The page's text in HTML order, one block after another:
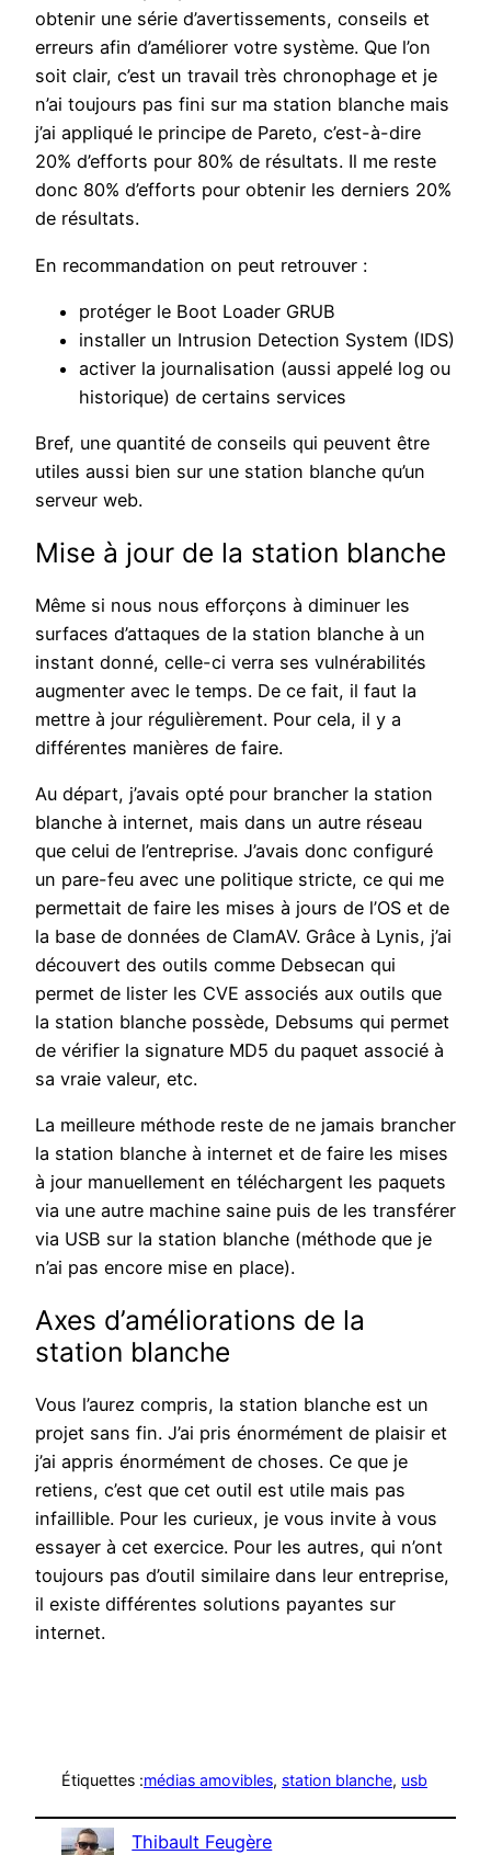
obtenir une série d’avertissements, conseils et
erreurs afin d’améliorer votre système. Que l’on
soit clair, c’est un travail très chronophage et je
n’ai toujours pas fini sur ma station blanche mais
j’ai appliqué le principe de Pareto, c’est-à-dire
20% d’efforts pour 80% de résultats. Il me reste
donc 80% d’efforts pour obtenir les derniers 20%
de résultats.
En recommandation on peut retrouver :
protéger le Boot Loader GRUB
installer un Intrusion Detection System (IDS)
activer la journalisation (aussi appelé log ou
historique) de certains services
Bref, une quantité de conseils qui peuvent être
utiles aussi bien sur une station blanche qu’un
serveur web.
Mise à jour de la station blanche
Même si nous nous efforçons à diminuer les
surfaces d’attaques de la station blanche à un
instant donné, celle-ci verra ses vulnérabilités
augmenter avec le temps. De ce fait, il faut la
mettre à jour régulièrement. Pour cela, il y a
différentes manières de faire.
Au départ, j’avais opté pour brancher la station
blanche à internet, mais dans un autre réseau
que celui de l’entreprise. J’avais donc configuré
un pare-feu avec une politique stricte, ce qui me
permettait de faire les mises à jours de l’OS et de
la base de données de ClamAV. Grâce à Lynis, j’ai
découvert des outils comme Debsecan qui
permet de lister les CVE associés aux outils que
la station blanche possède, Debsums qui permet
de vérifier la signature MD5 du paquet associé à
sa vraie valeur, etc.
La meilleure méthode reste de ne jamais brancher
la station blanche à internet et de faire les mises
à jour manuellement en téléchargent les paquets
via une autre machine saine puis de les transférer
via USB sur la station blanche (méthode que je
n’ai pas encore mise en place).
Axes d’améliorations de la
station blanche
Vous l’aurez compris, la station blanche est un
projet sans fin. J’ai pris énormément de plaisir et
j’ai appris énormément de choses. Ce que je
retiens, c’est que cet outil est utile mais pas
infaillible. Pour les curieux, je vous invite à vous
essayer à cet exercice. Pour les autres, qui n’ont
toujours pas d’outil similaire dans leur entreprise,
il existe différentes solutions payantes sur
internet.
Étiquettes :médias amovibles, station blanche, usb
Thibault Feugère